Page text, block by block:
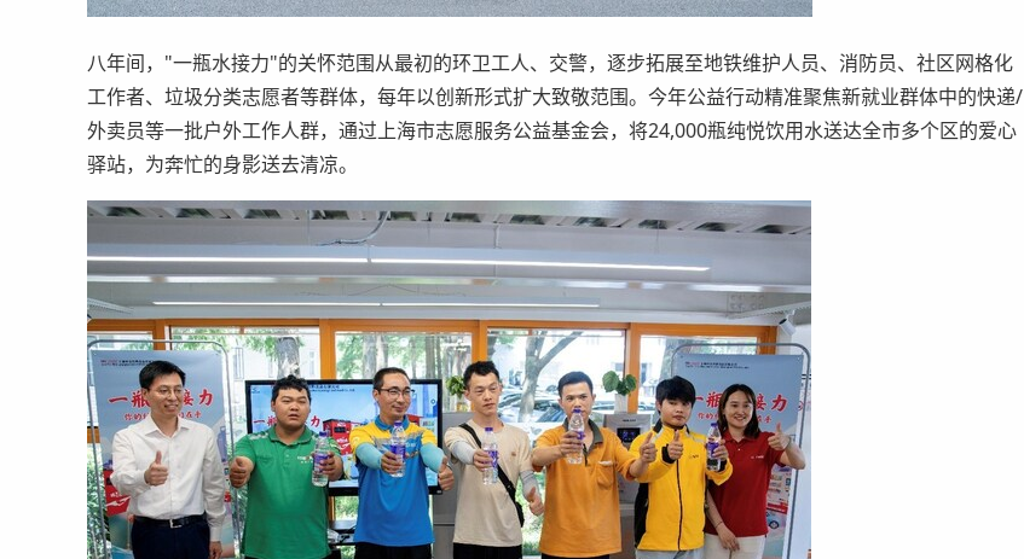
八年间，"一瓶水接力"的关怀范围从最初的环卫工人、交警，逐步拓展至地铁维护人员、消防员、社区网格化
工作者、垃圾分类志愿者等群体，每年以创新形式扩大致敬范围。今年公益行动精准聚焦新就业群体中的快递/
外卖员等一批户外工作人群，通过上海市志愿服务公益基金会，将24,000瓶纯悦饮用水送达全市多个区的爱心
驿站，为奔忙的身影送去清凉。